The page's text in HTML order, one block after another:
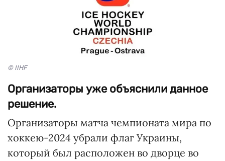
© IIHF
Организаторы уже объяснили данное
решение.
Организаторы матча чемпионата мира по
хоккею-2024 убрали флаг Украины,
который был расположен во дворце во